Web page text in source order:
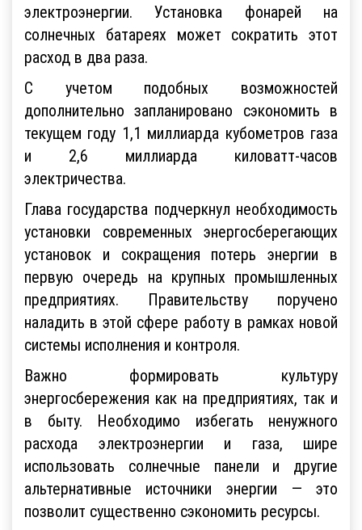
электроэнергии. Установка фонарей на
солнечных батареях может сократить этот
расход в два раза.
С учетом подобных возможностей
дополнительно запланировано сэкономить в
текущем году 1,1 миллиарда кубометров газа
и 2,6 миллиарда киловатт-часов
электричества.
Глава государства подчеркнул необходимость
установки современных энергосберегающих
установок и сокращения потерь энергии в
первую очередь на крупных промышленных
предприятиях. Правительству поручено
наладить в этой сфере работу в рамках новой
системы исполнения и контроля.
Важно формировать культуру
энергосбережения как на предприятиях, так и
в быту. Необходимо избегать ненужного
расхода электроэнергии и газа, шире
использовать солнечные панели и другие
альтернативные источники энергии — это
позволит существенно сэкономить ресурсы.